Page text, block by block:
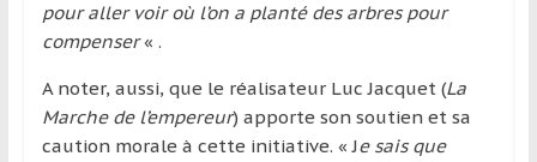
pour aller voir où l’on a planté des arbres pour
compenser« .
A noter, aussi, que le réalisateur Luc Jacquet (La
Marche de l’empereur) apporte son soutien et sa
caution morale à cette initiative. « Je sais que